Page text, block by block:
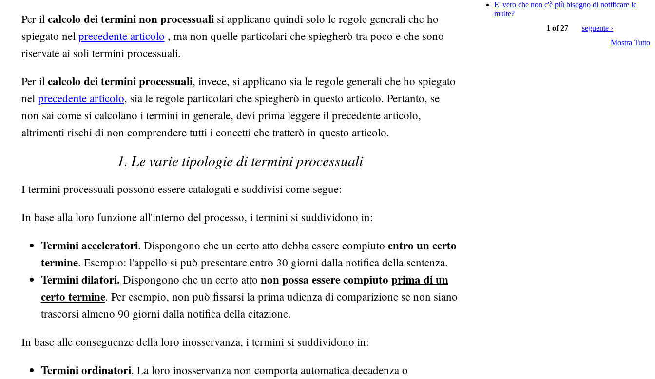
Per il calcolo dei termini non processualisi applicano quindi solo le regole generali che ho
spiegato nel precedente articolo , ma non quelle particolari che spiegherò tra poco e che sono
riservate ai soli termini processuali.
Per il calcolo dei termini processuali, invece, si applicano sia le regole generali che ho spiegato
nel precedente articolo, sia le regole particolari che spiegherò in questo articolo. Pertanto, se
non sai come si calcolano i termini in generale, devi prima leggere il precedente articolo,
altrimenti rischi di non comprendere tutti i concetti che tratterò in questo articolo.
1. Le varie tipologie di termini processuali
I termini processuali possono essere catalogati e suddivisi come segue:
In base alla loro funzione all'interno del processo, i termini si suddividono in:
Termini acceleratori. Dispongono che un certo atto debba essere compiuto entro un certo
termine. Esempio: l'appello si può presentare entro 30 giorni dalla notifica della sentenza.
Termini dilatori. Dispongono che un certo atto non possa essere compiuto prima di un
certo termine. Per esempio, non può fissarsi la prima udienza di comparizione se non siano
trascorsi almeno 90 giorni dalla notifica della citazione.
In base alle conseguenze della loro inosservanza, i termini si suddividono in:
Termini ordinatori. La loro inosservanza non comporta automatica decadenza o
E' vero che non c'è più bisogno di notificare le
multe?
1 of 27
seguente ›
Mostra Tutto